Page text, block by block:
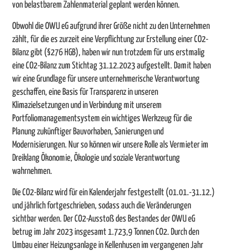
von belastbarem Zahlenmaterial geplant werden können.
Obwohl die OWU eG aufgrund ihrer Größe nicht zu den Unternehmen
zählt, für die es zurzeit eine Verpflichtung zur Erstellung einer CO2-
Bilanz gibt (§276 HGB), haben wir nun trotzdem für uns erstmalig
eine CO2-Bilanz zum Stichtag 31.12.2023 aufgestellt. Damit haben
wir eine Grundlage für unsere unternehmerische Verantwortung
geschaffen, eine Basis für Transparenz in unseren
Klimazielsetzungen und in Verbindung mit unserem
Portfoliomanagementsystem ein wichtiges Werkzeug für die
Planung zukünftiger Bauvorhaben, Sanierungen und
Modernisierungen. Nur so können wir unsere Rolle als Vermieter im
Dreiklang Ökonomie, Ökologie und soziale Verantwortung
wahrnehmen.
Die CO2-Bilanz wird für ein Kalenderjahr festgestellt (01.01.-31.12.)
und jährlich fortgeschrieben, sodass auch die Veränderungen
sichtbar werden. Der CO2-Ausstoß des Bestandes der OWU eG
betrug im Jahr 2023 insgesamt 1.723,9 Tonnen CO2. Durch den
Umbau einer Heizungsanlage in Kellenhusen im vergangenen Jahr